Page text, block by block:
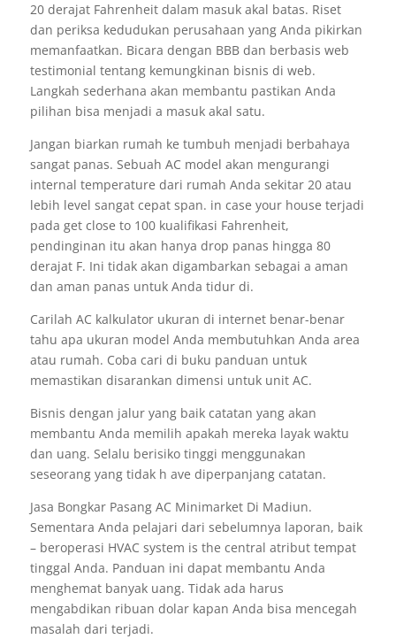
20 derajat Fahrenheit dalam masuk akal batas. Riset
dan periksa kedudukan perusahaan yang Anda pikirkan
memanfaatkan. Bicara dengan BBB dan berbasis web
testimonial tentang kemungkinan bisnis di web.
Langkah sederhana akan membantu pastikan Anda
pilihan bisa menjadi a masuk akal satu.
Jangan biarkan rumah ke tumbuh menjadi berbahaya
sangat panas. Sebuah AC model akan mengurangi
internal temperature dari rumah Anda sekitar 20 atau
lebih level sangat cepat span. in case your house terjadi
pada get close to 100 kualifikasi Fahrenheit,
pendinginan itu akan hanya drop panas hingga 80
derajat F. Ini tidak akan digambarkan sebagai a aman
dan aman panas untuk Anda tidur di.
Carilah AC kalkulator ukuran di internet benar-benar
tahu apa ukuran model Anda membutuhkan Anda area
atau rumah. Coba cari di buku panduan untuk
memastikan disarankan dimensi untuk unit AC.
Bisnis dengan jalur yang baik catatan yang akan
membantu Anda memilih apakah mereka layak waktu
dan uang. Selalu berisiko tinggi menggunakan
seseorang yang tidak h ave diperpanjang catatan.
Jasa Bongkar Pasang AC Minimarket Di Madiun.
Sementara Anda pelajari dari sebelumnya laporan, baik
– beroperasi HVAC system is the central atribut tempat
tinggal Anda. Panduan ini dapat membantu Anda
menghemat banyak uang. Tidak ada harus
mengabdikan ribuan dolar kapan Anda bisa mencegah
masalah dari terjadi.